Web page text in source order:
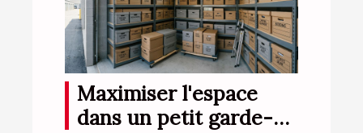
Maximiser l'espace
dans un petit garde-